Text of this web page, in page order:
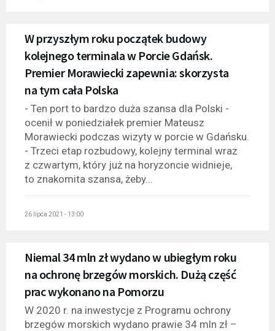
W przyszłym roku początek budowy
kolejnego terminala w Porcie Gdańsk.
Premier Morawiecki zapewnia: skorzysta
na tym cała Polska
- Ten port to bardzo duża szansa dla Polski -
ocenił w poniedziałek premier Mateusz
Morawiecki podczas wizyty w porcie w Gdańsku.
- Trzeci etap rozbudowy, kolejny terminal wraz
z czwartym, który już na horyzoncie widnieje,
to znakomita szansa, żeby...
26 lipca 2021 - 13:00
Niemal 34 mln zł wydano w ubiegłym roku
na ochronę brzegów morskich. Dużą część
prac wykonano na Pomorzu
W 2020 r. na inwestycje z Programu ochrony
brzegów morskich wydano prawie 34 mln zł –